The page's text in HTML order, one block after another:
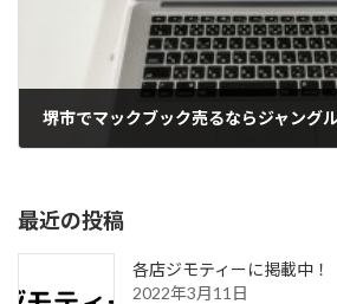
堺市でマックブック売るならジャング
最近の投稿
各店ジモティーに掲載中！
2022年3月11日